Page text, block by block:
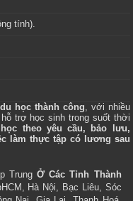
tính).
học thành công, với nhiều
trợ học sinh trong suốt thời
theo yêu cầu, bảo lưu,
làm thực tập có lương sau
TrungỞ Các Tỉnh Thành
Hà Nội, Bạc Liêu, Sóc